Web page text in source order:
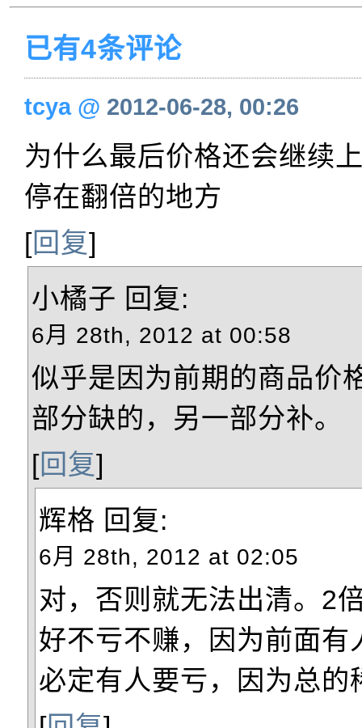
已有4条评论
tcya@ 2012-06-28, 00:26
为什么最后价格还会继续
停在翻倍的地方
[回复]
小橘子 回复:
6月 28th, 2012 at 00:58
似乎是因为前期的商品价
部分缺的，另一部分补。
[回复]
辉格 回复:
6月 28th, 2012 at 02:05
对，否则就无法出清。2
好不亏不赚，因为前面有
必定有人要亏，因为总的